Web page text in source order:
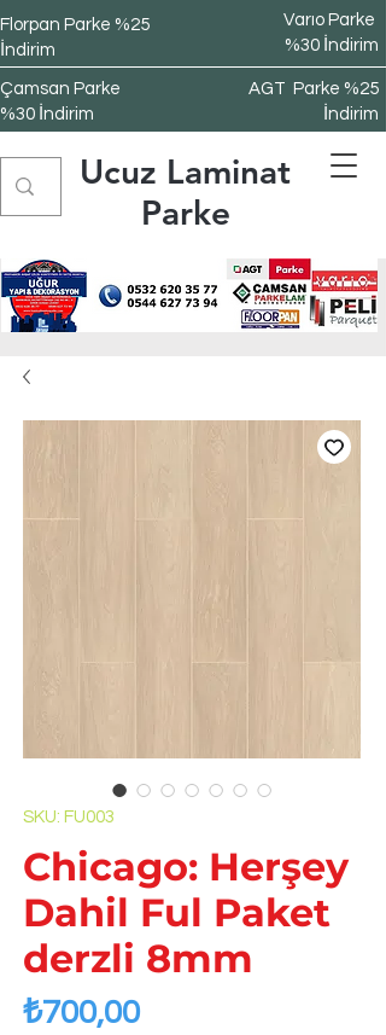
Florpan Parke %25
İndirim
Varıo Parke
%30 İndirim
Çamsan Parke
%30 İndirim
AGT Parke %25
İndirim
Ucuz Laminat
Parke
SKU: FU003
Chicago: Herşey
Dahil Ful Paket
derzli 8mm
₺700,00Price